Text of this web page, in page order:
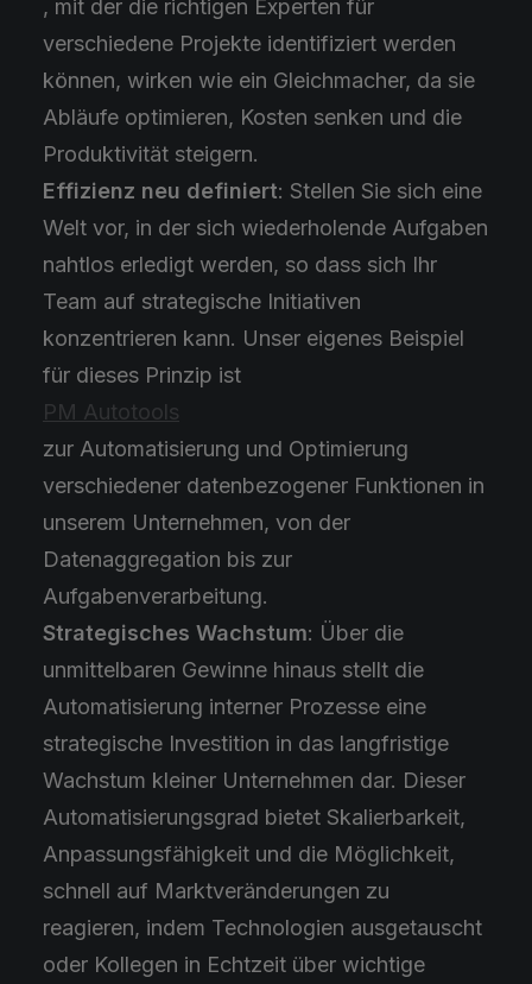
, mit der die richtigen Experten für
verschiedene Projekte identifiziert werden
können, wirken wie ein Gleichmacher, da sie
Abläufe optimieren, Kosten senken und die
Produktivität steigern.
Effizienz neu definiert: Stellen Sie sich eine
Welt vor, in der sich wiederholende Aufgaben
nahtlos erledigt werden, so dass sich Ihr
Team auf strategische Initiativen
konzentrieren kann. Unser eigenes Beispiel
für dieses Prinzip ist
PM Autotools
zur Automatisierung und Optimierung
verschiedener datenbezogener Funktionen in
unserem Unternehmen, von der
Datenaggregation bis zur
Aufgabenverarbeitung.
Strategisches Wachstum: Über die
unmittelbaren Gewinne hinaus stellt die
Automatisierung interner Prozesse eine
strategische Investition in das langfristige
Wachstum kleiner Unternehmen dar. Dieser
Automatisierungsgrad bietet Skalierbarkeit,
Anpassungsfähigkeit und die Möglichkeit,
schnell auf Marktveränderungen zu
reagieren, indem Technologien ausgetauscht
oder Kollegen in Echtzeit über wichtige